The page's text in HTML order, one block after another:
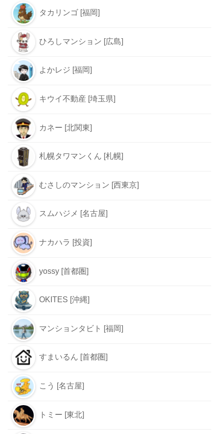
タカリンゴ [福岡]
ひろしマンション [広島]
よかレジ [福岡]
キウイ不動産 [埼玉県]
カネー [北関東]
札幌タワマンくん [札幌]
むさしのマンション [西東京]
スムハジメ [名古屋]
ナカハラ [投資]
yossy [首都圏]
OKITES [沖縄]
マンションタビト [福岡]
すまいるん [首都圏]
こう [名古屋]
トミー [東北]